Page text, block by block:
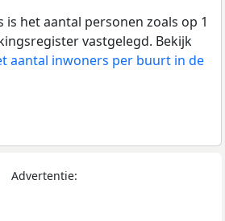
het aantal personen zoals op 1
vastgelegd. Bekijk
aantal inwoners per buurt in de
Advertentie: